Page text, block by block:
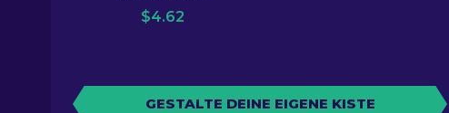
$4.62
GESTALTE DEINE EIGENE KISTE